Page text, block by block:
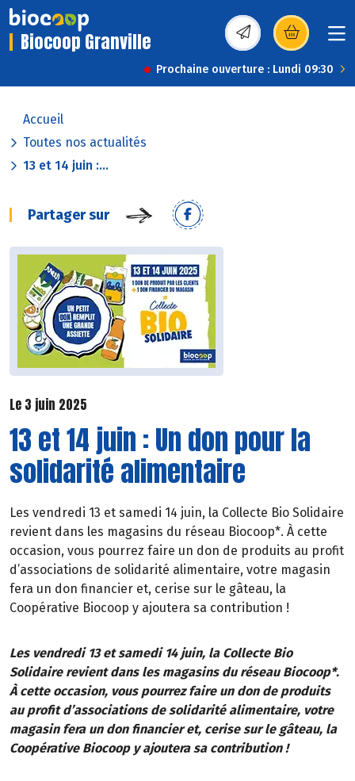
Biocoop Granville (s’ouvre dans une
Prochaine ouverture : Lundi 09:30
Accueil
Toutes nos actualités
13 et 14 juin :...
Partager sur
Le 3 juin 2025
13 et 14 juin : Un don pour la
solidarité alimentaire
Les vendredi 13 et samedi 14 juin, la Collecte Bio Solidaire
revient dans les magasins du réseau Biocoop*. À cette
occasion, vous pourrez faire un don de produits au profit
d’associations de solidarité alimentaire, votre magasin
fera un don financier et, cerise sur le gâteau, la
Coopérative Biocoop y ajoutera sa contribution !
Les vendredi 13 et samedi 14 juin, la Collecte Bio
Solidaire revient dans les magasins du réseau Biocoop*.
À cette occasion, vous pourrez faire un don de produits
au profit d’associations de solidarité alimentaire, votre
magasin fera un don financier et, cerise sur le gâteau, la
Coopérative Biocoop y ajoutera sa contribution !